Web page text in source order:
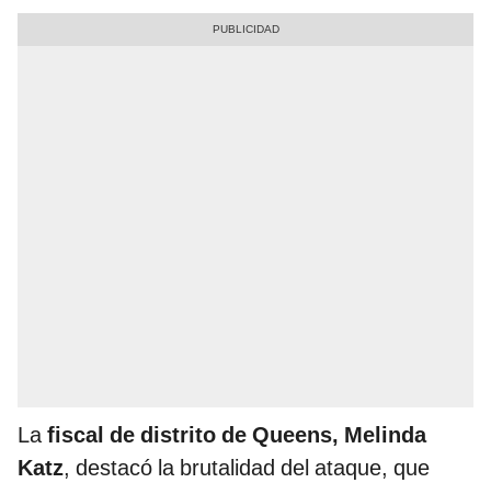
Lafiscal de distrito de Queens, Melinda
Katz, destacó la brutalidad del ataque, que